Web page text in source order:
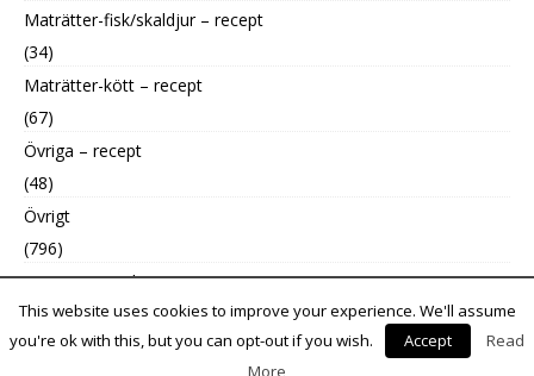
Maträtter-fisk/skaldjur – recept
(34)
Maträtter-kött – recept
(67)
Övriga – recept
(48)
Övrigt
(796)
Uncategorized
(9)
This website uses cookies to improve your experience. We'll assume
you're ok with this, but you can opt-out if you wish.
Accept
Read
More